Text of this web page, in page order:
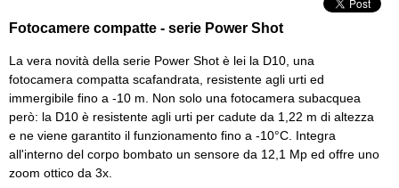
Fotocamere compatte - serie Power Shot
La vera novità della serie Power Shot è lei la D10, una
fotocamera compatta scafandrata, resistente agli urti ed
immergibile fino a -10 m. Non solo una fotocamera subacquea
però: la D10 è resistente agli urti per cadute da 1,22 m di altezza
e ne viene garantito il funzionamento fino a -10°C. Integra
all'interno del corpo bombato un sensore da 12,1 Mp ed offre uno
zoom ottico da 3x.